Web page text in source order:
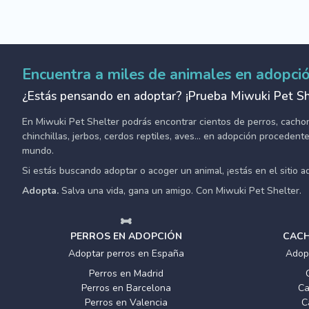
Encuentra a miles de animales en
¿Estás pensando en adoptar? ¡Prueba Miwuki Pet
En Miwuki Pet Shelter podrás encontrar cientos de perros,
chinchillas, jerbos, cerdos reptiles, aves... en adopción
mundo.
Si estás buscando adoptar o acoger un animal, ¡estás en el sitio
Adopta. Salva una vida, gana un amigo. Con Miwuki Pet Shelter.
PERROS EN ADOPCIÓN
Adoptar perros en España
Perros en Madrid
Perros en Barcelona
Perros en Valencia